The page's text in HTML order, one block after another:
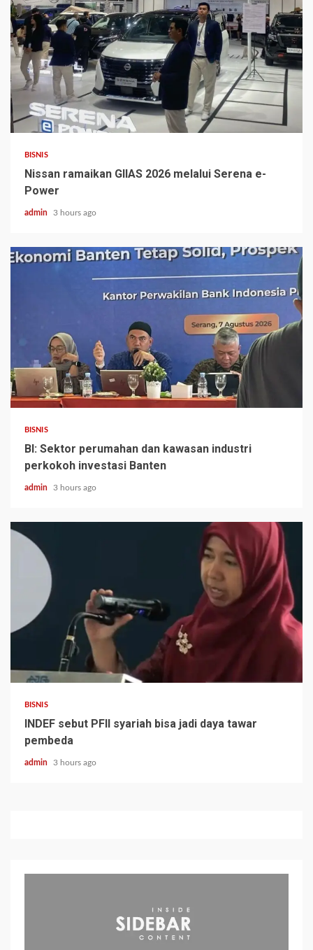
BISNIS
Nissan ramaikan GIIAS 2026 melalui Serena e-
Power
admin 3 hours ago
BISNIS
BI: Sektor perumahan dan kawasan industri
perkokoh investasi Banten
admin 3 hours ago
BISNIS
INDEF sebut PFII syariah bisa jadi daya tawar
pembeda
admin 3 hours ago